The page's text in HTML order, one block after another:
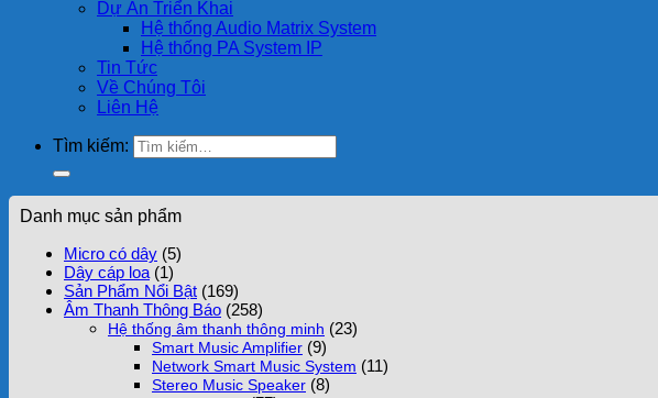
Dự Án Triển Khai
Hệ thống Audio Matrix System
Hệ thống PA System IP
Tin Tức
Về Chúng Tôi
Liên Hệ
Tìm kiếm:
Danh mục sản phẩm
Micro có dây (5)
Dây cáp loa (1)
Sản Phẩm Nổi Bật (169)
Âm Thanh Thông Báo (258)
Hệ thống âm thanh thông minh (23)
Smart Music Amplifier (9)
Network Smart Music System (11)
Stereo Music Speaker (8)